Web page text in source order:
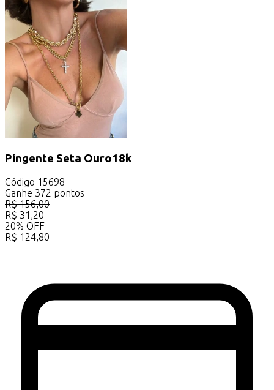
Pingente Seta Ouro18k
Código 15698
Ganhe 372 pontos
R$156,00
R$ 31,20
20% OFF
R$ 124,80